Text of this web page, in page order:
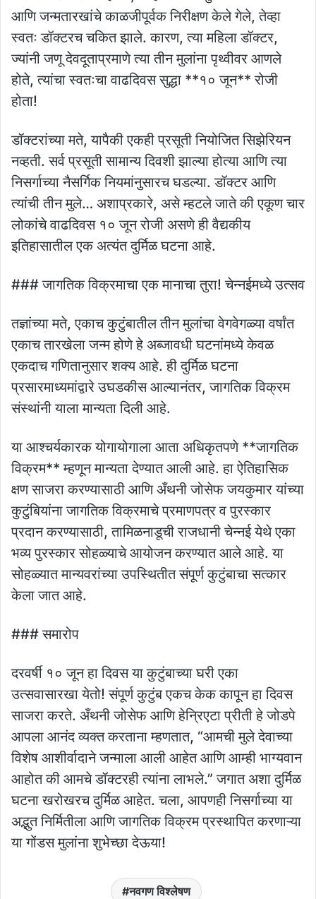
आणि जन्मतारखांचे काळजीपूर्वक निरीक्षण केले गेले, तेव्हा
स्वतः डॉक्टरच चकित झाले. कारण, त्या महिला डॉक्टर,
ज्यांनी जणू देवदूताप्रमाणे त्या तीन मुलांना पृथ्वीवर आणले
होते, त्यांचा स्वतःचा वाढदिवस सुद्धा **१० जून** रोजी
होता!
डॉक्टरांच्या मते, यापैकी एकही प्रसूती नियोजित सिझेरियन
नव्हती. सर्व प्रसूती सामान्य दिवशी झाल्या होत्या आणि त्या
निसर्गाच्या नैसर्गिक नियमांनुसारच घडल्या. डॉक्टर आणि
त्यांची तीन मुले… अशाप्रकारे, असे म्हटले जाते की एकूण चार
लोकांचे वाढदिवस १० जून रोजी असणे ही वैद्यकीय
इतिहासातील एक अत्यंत दुर्मिळ घटना आहे.
### जागतिक विक्रमाचा एक मानाचा तुरा! चेन्नईमध्ये उत्सव
तज्ञांच्या मते, एकाच कुटुंबातील तीन मुलांचा वेगवेगळ्या वर्षांत
एकाच तारखेला जन्म होणे हे अब्जावधी घटनांमध्ये केवळ
एकदाच गणितानुसार शक्य आहे. ही दुर्मिळ घटना
प्रसारमाध्यमांद्वारे उघडकीस आल्यानंतर, जागतिक विक्रम
संस्थांनी याला मान्यता दिली आहे.
या आश्चर्यकारक योगायोगाला आता अधिकृतपणे **जागतिक
विक्रम** म्हणून मान्यता देण्यात आली आहे. हा ऐतिहासिक
क्षण साजरा करण्यासाठी आणि अँथनी जोसेफ जयकुमार यांच्या
कुटुंबियांना जागतिक विक्रमाचे प्रमाणपत्र व पुरस्कार
प्रदान करण्यासाठी, तामिळनाडूची राजधानी चेन्नई येथे एका
भव्य पुरस्कार सोहळ्याचे आयोजन करण्यात आले आहे. या
सोहळ्यात मान्यवरांच्या उपस्थितीत संपूर्ण कुटुंबाचा सत्कार
केला जात आहे.
### समारोप
दरवर्षी १० जून हा दिवस या कुटुंबाच्या घरी एका
उत्सवासारखा येतो! संपूर्ण कुटुंब एकच केक कापून हा दिवस
साजरा करते. अँथनी जोसेफ आणि हेन्रिएटा प्रीती हे जोडपे
आपला आनंद व्यक्त करताना म्हणतात, “आमची मुले देवाच्या
विशेष आशीर्वादाने जन्माला आली आहेत आणि आम्ही भाग्यवान
आहोत की आमचे डॉक्टरही त्यांना लाभले.” जगात अशा दुर्मिळ
घटना खरोखरच दुर्मिळ आहेत. चला, आपणही निसर्गाच्या या
अद्भुत निर्मितीला आणि जागतिक विक्रम प्रस्थापित करणाऱ्या
या गोंडस मुलांना शुभेच्छा देऊया!
नवगण विश्लेषण